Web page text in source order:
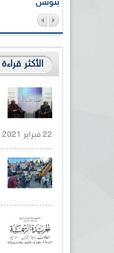
بتونس
الأكثر قراءة
22 فبراير 2021 |